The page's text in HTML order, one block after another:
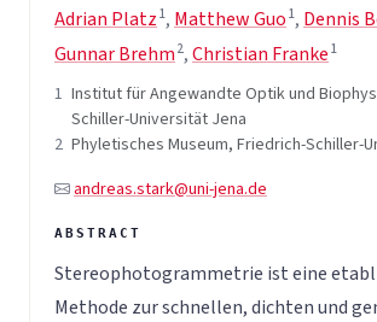
Adrian Platz 1, Matthew Guo 1, Dennis
Gunnar Brehm 2,Christian Franke 1
1 Institut für Angewandte Optik und
Schiller-Universität Jena
2 Phyletisches Museum, Friedrich-Schiller-
andreas.stark@uni-jena.de
Stereophotogrammetrie ist eine
Methode zur schnellen, dichten und